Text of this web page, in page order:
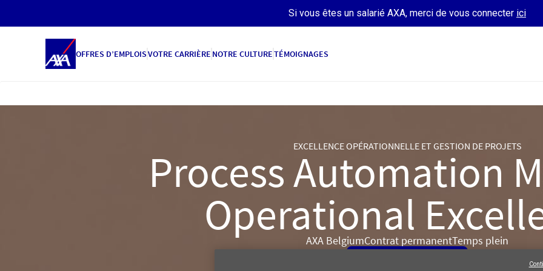
Si vous êtes un salarié AXA, merci de vous connecter ici
OFFRES D’EMPLOISVOTRE CARRIÈRE NOTRE CULTURETÉMOIGNAGES
EXCELLENCE OPÉRATIONNELLE ET GESTION DE PROJETS
Process Automation
Operational
AXA BelgiumContrat permanentTemps plein